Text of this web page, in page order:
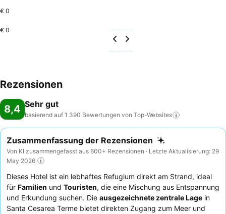
€ 0
€ 0
Rezensionen
8,4 Sehr gut
basierend auf 1 390 Bewertungen von Top-Websites
Zusammenfassung der Rezensionen
Von KI zusammengefasst aus 600+ Rezensionen · Letzte Aktualisierung: 29
May 2026
Dieses Hotel ist ein lebhaftes Refugium direkt am Strand, ideal
für Familien und Touristen, die eine Mischung aus Entspannung
und Erkundung suchen. Die ausgezeichnete zentrale Lage in
Santa Cesarea Terme bietet direkten Zugang zum Meer und